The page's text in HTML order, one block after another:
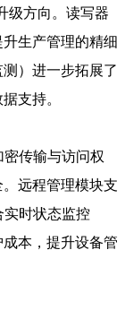
级方向。读写器
生产管理的精细
）进一步拓展了
支持。
传输与访问权
远程管理模块支
实时状态监控
成本，提升设备管